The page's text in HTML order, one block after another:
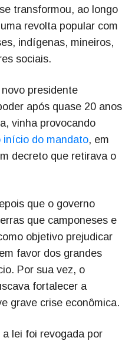
transformou, ao longo
revolta popular com
indígenas, mineiros,
sociais.
presidente
após quase 20 anos
vinha provocando
início do mandato, em
decreto que retirava o
que o governo
que camponeses e
objetivo prejudicar
favor dos grandes
Por sua vez, o
fortalecer a
grave crise econômica.
lei foi revogada por